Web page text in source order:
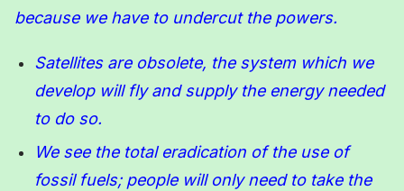
because we have to undercut the powers.
Satellites are obsolete, the system which we
develop will fly and supply the energy needed
to do so.
We see the total eradication of the use of
fossil fuels; people will only need to take the